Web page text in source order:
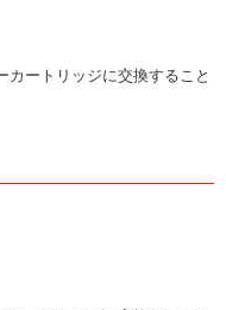
ートリッジに交換すること